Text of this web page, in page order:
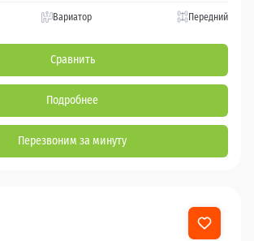
Вариатор Передний
Сравнить
Подробнее
Перезвоним за минуту